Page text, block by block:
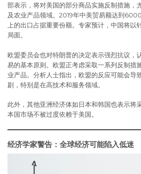
部表示，将对美国的部分商品实施反制措施，
及农业产品领域。2019年中美贸易额达到
上的出口占据重要份额。专家预计，中国将以
局面。
欧盟委员会也对特朗普的决定表示强烈抗议，
易的基本原则。欧盟正考虑采取一系列反制措
业产品。分析人士指出，欧盟的反应可能会导
剧，特别是在高技术和服务领域。
此外，其他亚洲经济体如日本和韩国也表示将
本国市场不被过度依赖于美国。
经济学家警告：全球经济可能陷入低迷